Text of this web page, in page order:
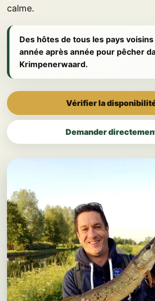
calme.
Des hôtes de tous les pays
année après année pour pêcher
Krimpenerwaard.
Vérifier la
Demander